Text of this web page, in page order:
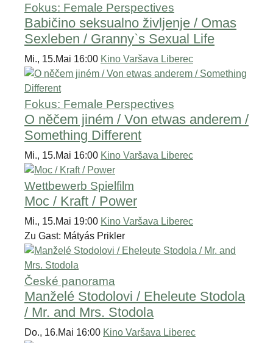
Fokus: Female Perspectives
Babičino seksualno življenje / Omas
Sexleben / Granny`s Sexual Life
Mi., 15.Mai 16:00 Kino Varšava Liberec
Fokus: Female Perspectives
O něčem jiném / Von etwas anderem /
Something Different
Mi., 15.Mai 16:00 Kino Varšava Liberec
Wettbewerb Spielfilm
Moc / Kraft / Power
Mi., 15.Mai 19:00 Kino Varšava Liberec
Zu Gast: Mátyás Prikler
České panorama
Manželé Stodolovi / Eheleute Stodola
/ Mr. and Mrs. Stodola
Do., 16.Mai 16:00 Kino Varšava Liberec